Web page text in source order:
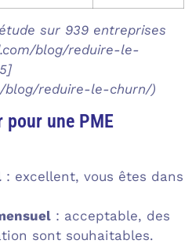
sur 939 entreprises
blog/reduire-le-
blog/reduire-le-churn/)
pour une PME
: excellent, vous êtes dans
: acceptable, des
sont souhaitables.